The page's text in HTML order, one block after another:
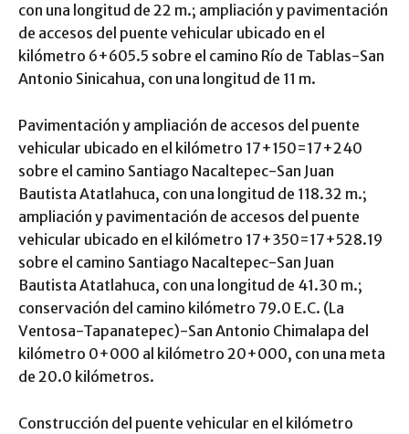
con una longitud de 22 m.; ampliación y pavimentación
de accesos del puente vehicular ubicado en el
kilómetro 6+605.5 sobre el camino Río de Tablas-San
Antonio Sinicahua, con una longitud de 11 m.
Pavimentación y ampliación de accesos del puente
vehicular ubicado en el kilómetro 17+150=17+240
sobre el camino Santiago Nacaltepec-San Juan
Bautista Atatlahuca, con una longitud de 118.32 m.;
ampliación y pavimentación de accesos del puente
vehicular ubicado en el kilómetro 17+350=17+528.19
sobre el camino Santiago Nacaltepec-San Juan
Bautista Atatlahuca, con una longitud de 41.30 m.;
conservación del camino kilómetro 79.0 E.C. (La
Ventosa-Tapanatepec)-San Antonio Chimalapa del
kilómetro 0+000 al kilómetro 20+000, con una meta
de 20.0 kilómetros.
Construcción del puente vehicular en el kilómetro